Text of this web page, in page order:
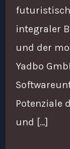
integraler
und der
Yadbo
Potenziale
und […]